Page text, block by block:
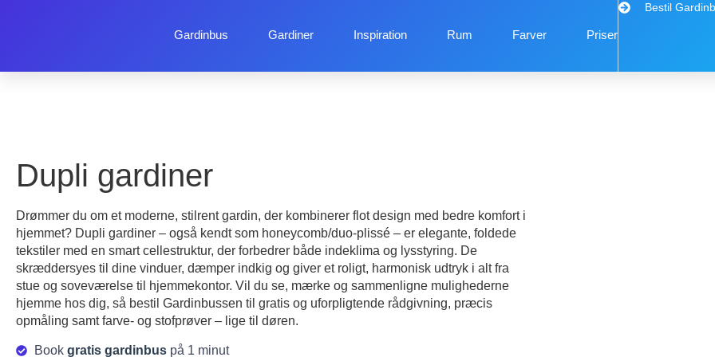
Gardinbus Gardiner Inspiration Rum Farver Priser
Bestil
Dupli gardiner
Drømmer du om et moderne, stilrent gardin, der kombinerer flot design med bedre komfort i
hjemmet? Dupli gardiner – også kendt som honeycomb/duo-plissé – er elegante, foldede
tekstiler med en smart cellestruktur, der forbedrer både indeklima og lysstyring. De
skræddersyes til dine vinduer, dæmper indkig og giver et roligt, harmonisk udtryk i alt fra
stue og soveværelse til hjemmekontor. Vil du se, mærke og sammenligne mulighederne
hjemme hos dig, så bestil Gardinbussen til gratis og uforpligtende rådgivning, præcis
opmåling samt farve- og stofprøver – lige til døren.
Book gratis gardinbuspå 1 minut